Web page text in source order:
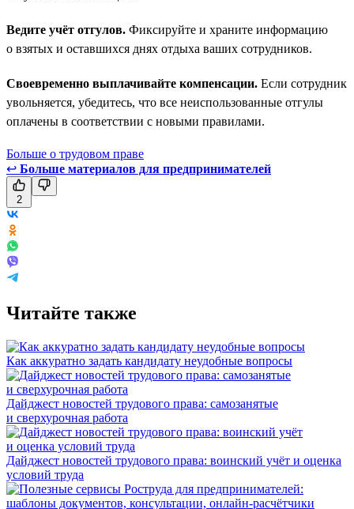
Ведите учёт отгулов. Фиксируйте и храните информацию
о взятых и оставшихся днях отдыха ваших сотрудников.
Своевременно выплачивайте компенсации. Если сотрудник
увольняется, убедитесь, что все неиспользованные отгулы
оплачены в соответствии с новыми правилами.
Больше о трудовом праве
↩ Больше материалов для предпринимателей
2
Читайте также
Как аккуратно задать кандидату неудобные вопросы
Дайджест новостей трудового права: самозанятые
и сверхурочная работа
Дайджест новостей трудового права: воинский учёт и оценка
условий труда